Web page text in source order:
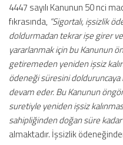
4447 sayılı Kanunun 50 nci
fıkrasında, “Sigortalı, işsizlik
doldurmadan tekrar işe girer
yararlanmak için bu Kanunun
getiremeden yeniden işsiz
ödeneği süresini
devam eder. Bu Kanunun
suretiyle yeniden işsiz
sahipliğinden doğan süre
almaktadır. İşsizlik